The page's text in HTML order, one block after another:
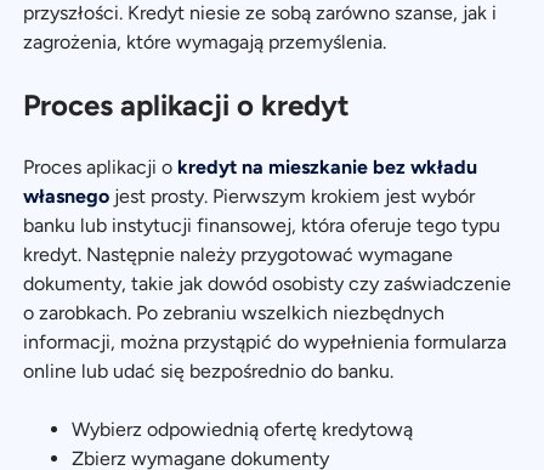
przyszłości. Kredyt niesie ze sobą zarówno szanse, jak i
zagrożenia, które wymagają przemyślenia.
Proces aplikacji o kredyt
Proces aplikacji o kredyt na mieszkanie bez wkładu
własnego jest prosty. Pierwszym krokiem jest wybór
banku lub instytucji finansowej, która oferuje tego typu
kredyt. Następnie należy przygotować wymagane
dokumenty, takie jak dowód osobisty czy zaświadczenie
o zarobkach. Po zebraniu wszelkich niezbędnych
informacji, można przystąpić do wypełnienia formularza
online lub udać się bezpośrednio do banku.
Wybierz odpowiednią ofertę kredytową
Zbierz wymagane dokumenty